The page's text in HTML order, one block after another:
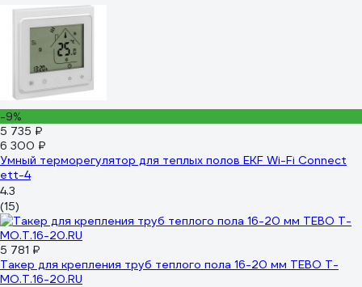
-9%
5 735 ₽
6 300 ₽
Умный терморегулятор для теплых полов EKF Wi-Fi Connect
ett-4
4.3
(15)
5 781 ₽
Такер для крепления труб теплого пола 16-20 мм TEBO T-
МО.Т.16-20.RU